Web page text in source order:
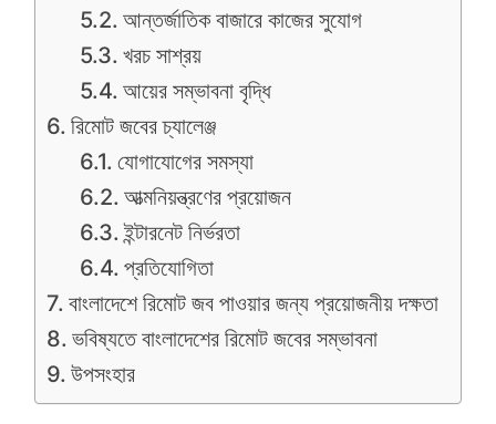
আন্তর্জাতিক বাজারে কাজের সুযোগ
খরচ সাশ্রয়
আয়ের সম্ভাবনা বৃদ্ধি
রিমোট জবের চ্যালেঞ্জ
যোগাযোগের সমস্যা
আত্মনিয়ন্ত্রণের প্রয়োজন
ইন্টারনেট নির্ভরতা
প্রতিযোগিতা
বাংলাদেশে রিমোট জব পাওয়ার জন্য প্রয়োজনীয় দক্ষতা
ভবিষ্যতে বাংলাদেশের রিমোট জবের সম্ভাবনা
উপসংহার